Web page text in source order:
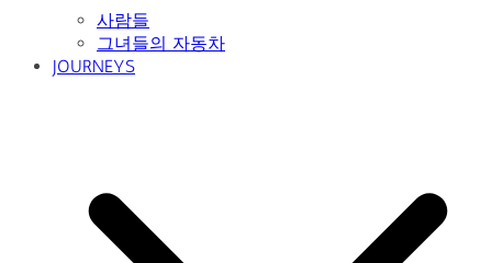
사람들
그녀들의 자동차
JOURNEYS